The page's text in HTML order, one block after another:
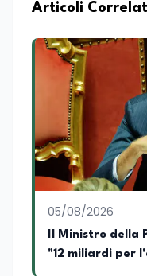
Articoli
05/08/2026
Il Ministro della
"12 miliardi per